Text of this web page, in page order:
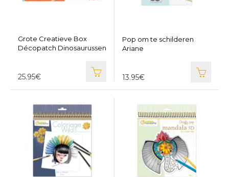
Grote Creatieve Box
Décopatch Dinosaurussen
25.95€
Pop om te schilderen
Ariane
13.95€